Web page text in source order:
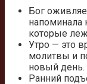
Бог
напоминала
которые
Утро — это
молитвы и
новый день.
Ранний